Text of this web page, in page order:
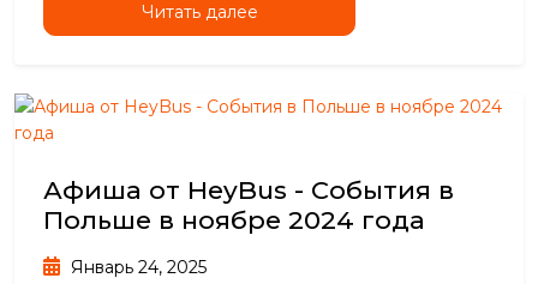
Читать далее
Афиша от HeyBus - События в
Польше в ноябре 2024 года
Январь 24, 2025